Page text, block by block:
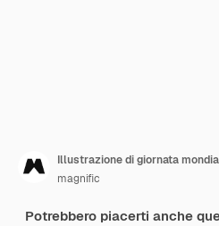
Illustrazione di giornata
magnific
Potrebbero piacerti anche